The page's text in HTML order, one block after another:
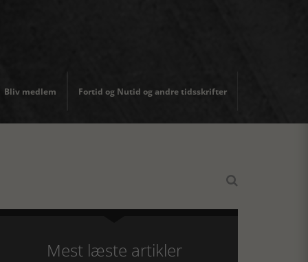
Bliv medlem Fortid og Nutid og andre tidsskrifter

Mest læste artikler